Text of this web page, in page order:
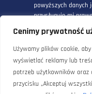
Cenimy prywatność
Używamy plików cookie,
wyświetlać reklamy lub
potrzeb użytkowników oraz
przycisku „Akceptuj
powyższych danych
przysługuje mi
czasie.